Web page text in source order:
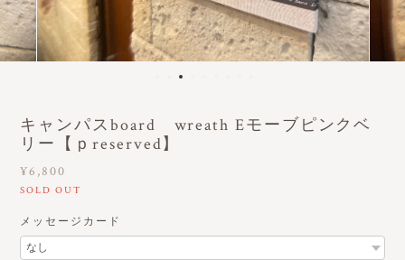
キャンパスboard wreath Eモーブピンクベ
リー【ｐreserved】
¥6,800
SOLD OUT
メッセージカード